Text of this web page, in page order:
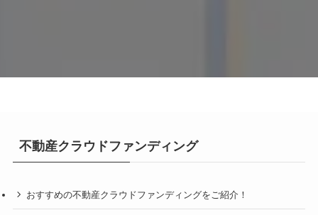
不動産クラウドファンディング
おすすめの不動産クラウドファンディングをご紹介！